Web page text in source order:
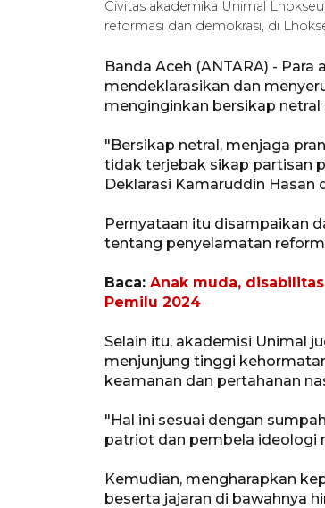
Civitas akademika Unimal
reformasi dan demokrasi, di
Banda Aceh (ANTARA) -
mendeklarasikan dan
menginginkan bersikap netral
"Bersikap netral, menjaga
tidak terjebak sikap partisan
Deklarasi Kamaruddin Hasan
Pernyataan itu disampaikan
tentang penyelamatan
Baca: Anak muda,
Pemilu 2024
Selain itu, akademisi Unimal
menjunjung tinggi
keamanan dan pertahanan
"Hal ini sesuai dengan
patriot dan pembela ideologi
Kemudian, mengharapkan
beserta jajaran di bawahnya